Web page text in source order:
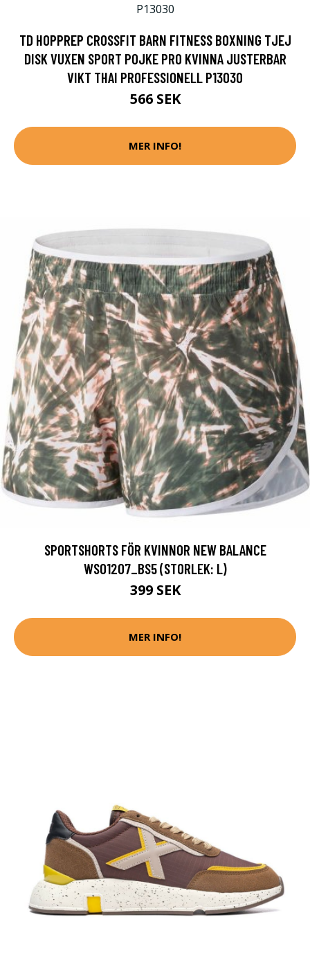
TD HOPPREP CROSSFIT BARN FITNESS BOXNING TJEJ
DISK VUXEN SPORT POJKE PRO KVINNA JUSTERBAR
VIKT THAI PROFESSIONELL P13030
566 SEK
MER INFO!
SPORTSHORTS FÖR KVINNOR NEW BALANCE
WS01207_BS5 (STORLEK: L)
399 SEK
MER INFO!